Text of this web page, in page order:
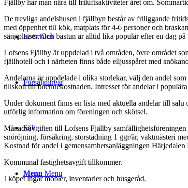
Lofsdalen
Försäljningar
Sök
Menu Menu
Fjällby har man nära till friluftsaktiviteter året om.
De trevliga andelshusen i fjällbyn består av friliggande
med öppenhet till kök, matplats för 4-6 personer och
sängplatser. Och bastun är alltid lika populär efter en dag
Lofsens Fjällby är uppdelad i två områden, övre området
fjällhotell och i närheten finns både elljusspåret med
Andelarna är uppdelade i olika storlekar, välj den andel
tillskott till boendekostnaden. Intresset för andelar i
Under dokument finns en lista med aktuella andelar till
utförlig information om föreningen och skötsel.
Månadsavgiften till Lofsens Fjällby
snöröjning, försäkring, storstädning 1 ggr/år, vaktmästeri
Kostnad för andel i gemensamhetsanläggningen
Kommunal fastighetsavgift tillkommer.
I köpet ingår möbler, inventarier och husgeråd.